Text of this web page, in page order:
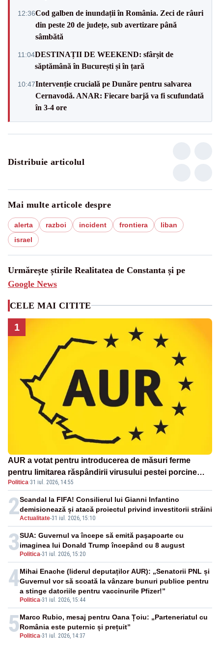
12:36Cod galben de inundații în România. Zeci de râuri
din peste 20 de județe, sub avertizare până
sâmbătă
11:04DESTINAȚII DE WEEKEND: sfârșit de
săptămână în București și în țară
10:47Intervenție crucială pe Dunăre pentru salvarea
Cernavodă. ANAR: Fiecare barjă va fi scufundată
în 3-4 ore
Distribuie articolul
Mai multe articole despre
alerta razboi incident frontiera
liban
israel
Urmărește știrile Realitatea de Constanta și pe
Google News
CELE MAI CITITE
1
AUR a votat pentru introducerea de măsuri ferme
pentru limitarea răspândirii virusului pestei porcine
africane
Politica·31 iul. 2026, 14:55
2Actualitate-31 iul. 2026, 15:10
Scandal la FIFA! Consilierul lui Gianni Infantino
demisionează și atacă proiectul privind investitorii străini
3 Politica-31 iul. 2026, 15:20
SUA: Guvernul va începe să emită paşapoarte cu
imaginea lui Donald Trump începând cu 8 august
4
Politica-31 iul. 2026, 15:44
Mihai Enache (liderul deputaților AUR): „Senatorii PNL și
Guvernul vor să scoată la vânzare bunuri publice pentru
a stinge datoriile pentru vaccinurile Pfizer!”
5 Politica-31 iul. 2026, 14:37
Marco Rubio, mesaj pentru Oana Țoiu: „Parteneriatul cu
România este puternic și prețuit”